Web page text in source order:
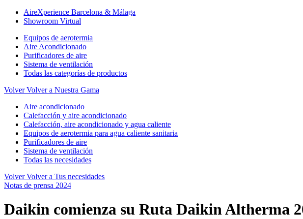
AireXperience Barcelona & Málaga
Showroom Virtual
Equipos de aerotermia
Aire Acondicionado
Purificadores de aire
Sistema de ventilación
Todas las categorías de productos
Volver Volver a Nuestra Gama
Aire acondicionado
Calefacción y aire acondicionado
Calefacción, aire acondicionado y agua caliente
Equipos de aerotermia para agua caliente sanitaria
Purificadores de aire
Sistema de ventilación
Todas las necesidades
Volver Volver a Tus necesidades
Notas de prensa 2024
Daikin comienza su Ruta Daikin Altherma